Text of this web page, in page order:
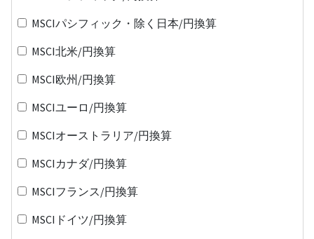
MSCIパシフィック・除く日本/円換算
MSCI北米/円換算
MSCI欧州/円換算
MSCIユーロ/円換算
MSCIオーストラリア/円換算
MSCIカナダ/円換算
MSCIフランス/円換算
MSCIドイツ/円換算